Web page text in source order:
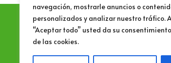
navegación, mostrarle anuncios o
personalizados y analizar nuestro tráfico.
“Aceptar todo” usted da su
de las cookies.